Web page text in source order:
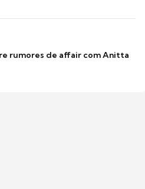
rumores de affair com Anitta